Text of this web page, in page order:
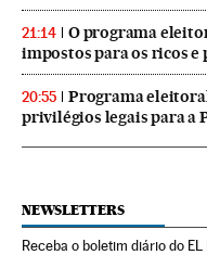
21:14
O programa
impostos para os ricos
20:55
Programa
privilégios legais para a
NEWSLETTERS
Receba o boletim diário do EL